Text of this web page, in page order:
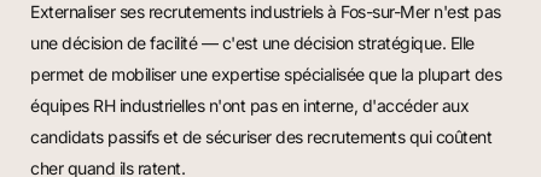
Externaliser ses recrutements industriels à Fos-sur-Mer n'est pas
une décision de facilité — c'est une décision stratégique. Elle
permet de mobiliser une expertise spécialisée que la plupart des
équipes RH industrielles n'ont pas en interne, d'accéder aux
candidats passifs et de sécuriser des recrutements qui coûtent
cher quand ils ratent.